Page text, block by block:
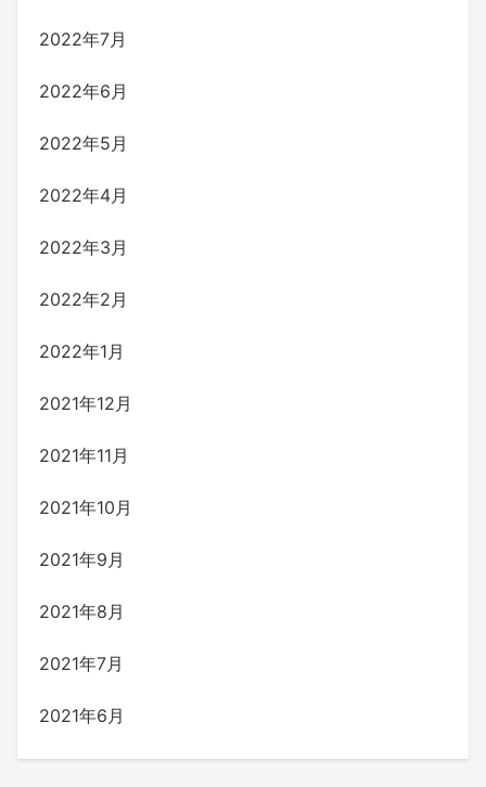
2022年7月
2022年6月
2022年5月
2022年4月
2022年3月
2022年2月
2022年1月
2021年12月
2021年11月
2021年10月
2021年9月
2021年8月
2021年7月
2021年6月